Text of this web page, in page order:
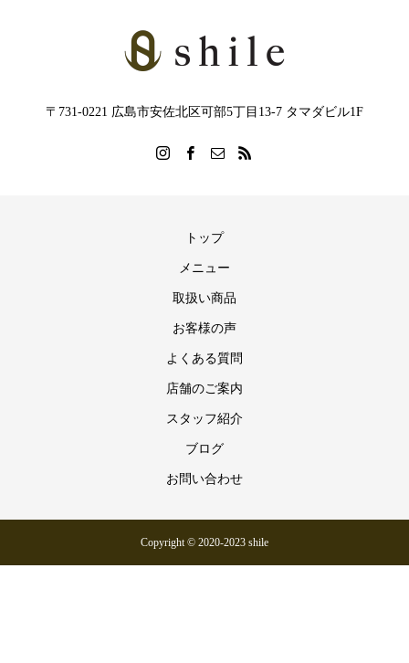
〒731-0221 広島市安佐北区可部5丁目13-7 タマダビル1F
トップ
メニュー
取扱い商品
お客様の声
よくある質問
店舗のご案内
スタッフ紹介
ブログ
お問い合わせ
Copyright © 2020-2023 shile